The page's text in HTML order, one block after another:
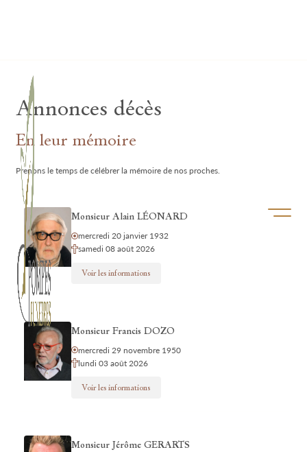
Ouvrir/
Annonces décès
En leur mémoire
Prenons le temps de célébrer la mémoire de nos proches.
Monsieur Alain LÉONARD
mercredi 20 janvier 1932
samedi 08 août 2026
Voir les informations
Monsieur Francis DOZO
mercredi 29 novembre 1950
lundi 03 août 2026
Voir les informations
Monsieur Jérôme GERARTS